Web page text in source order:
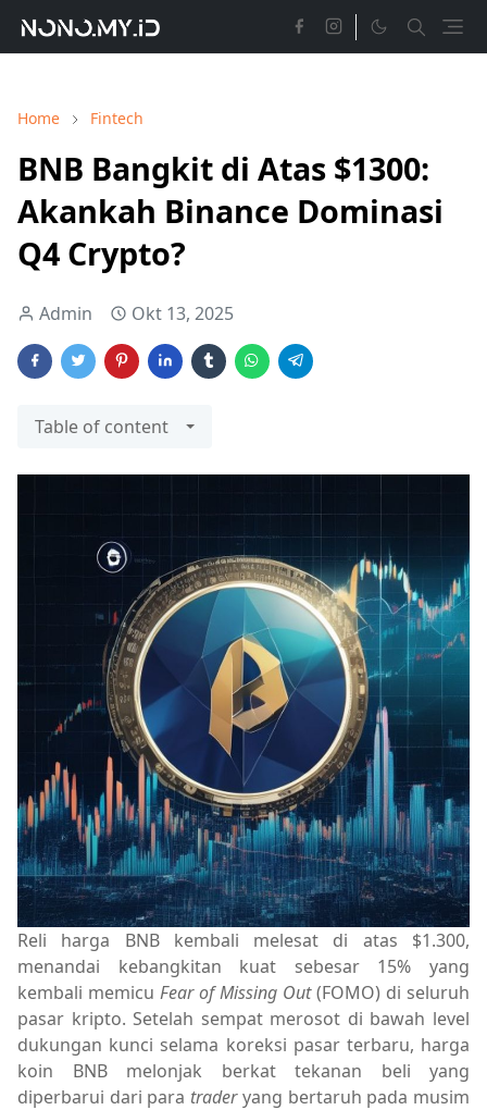
Home Fintech
BNB Bangkit di Atas $1300:
Akankah Binance Dominasi
Q4 Crypto?
Admin Okt 13, 2025
Table of content
Reli harga BNB kembali melesat di atas $1.300,
menandai kebangkitan kuat sebesar 15% yang
kembali memicu Fear of Missing Out(FOMO) di seluruh
pasar kripto. Setelah sempat merosot di bawah level
dukungan kunci selama koreksi pasar terbaru, harga
koin BNB melonjak berkat tekanan beli yang
diperbarui dari para traderyang bertaruh pada musim